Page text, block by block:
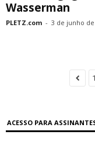
Wasserman
PLETZ.com - 3 de junho de
ACESSO PARA